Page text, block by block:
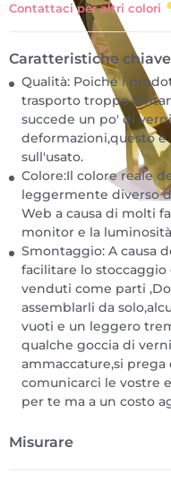
Contattaci per altri colori
Caratteristiche
Qualità: Poiché i
trasporto troppo
succede un po' di
deformazioni,questo
sull'usato.
Colore:Il colore reale
leggermente diverso
Web a causa di molti
monitor e la
Smontaggio: A causa
facilitare lo
venduti come parti
assemblarli da
vuoti e un leggero
qualche goccia di
ammaccature,si
comunicarci le vostre
per te ma a un costo
Misurare